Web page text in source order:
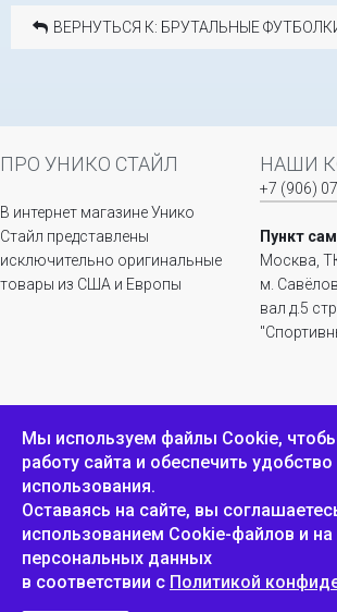
ВЕРНУТЬСЯ К: БРУТАЛЬНЫЕ
ПРО УНИКО СТАЙЛ
В интернет магазине Унико
Стайл представлены
исключительно оригинальные
товары из США и Европы
НАШИ
+7 (906)
Пункт
Москва,
м.
вал д.5
ИНФОРМАЦИЯ
Положение о
конфиденциальности и
защите персональных
данных
Мы используем файлы Сookie,
работу сайта и обеспечить удобство
использования.
Оставаясь на сайте, вы
использованием Cookie-файлов и на
персональных данных
в соответствии с Политикой